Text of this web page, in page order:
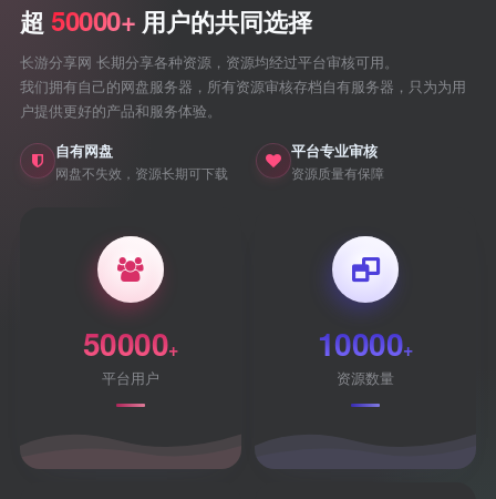
超50000+ 用户的共同选择
长游分享网 长期分享各种资源，资源均经过平台审核可用。
我们拥有自己的网盘服务器，所有资源审核存档自有服务器，只为为用
户提供更好的产品和服务体验。
自有网盘
网盘不失效，资源长期可下载
平台专业审核
资源质量有保障
50000+
平台用户
10000+
资源数量